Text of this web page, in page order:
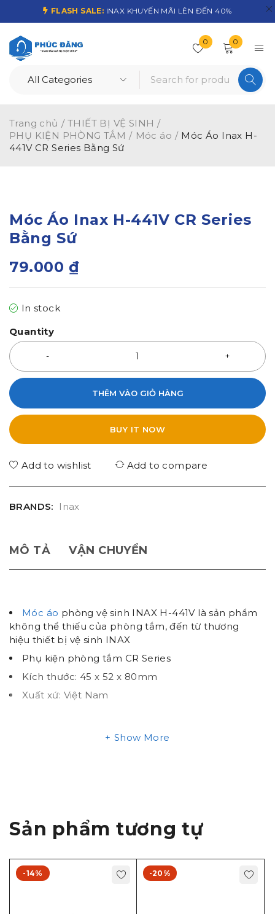
FLASH SALE: INAX KHUYẾN MÃI LÊN ĐẾN 40%
0 0
Trang chủ / THIẾT BỊ VỆ SINH /
PHỤ KIỆN PHÒNG TẮM / Móc áo / Móc Áo Inax H-
441V CR Series Bằng Sứ
Móc Áo Inax H-441V CR Series
Bằng Sứ
79.000₫
In stock
Quantity
THÊM VÀO GIỎ HÀNG
BUY IT NOW
Add to wishlist Add to compare
BRANDS: Inax
MÔ TẢ VẬN CHUYỂN
Móc áo phòng vệ sinh INAX H-441V là sản phẩm
không thể thiếu của phòng tắm, đến từ thương
hiệu thiết bị vệ sinh INAX
Phụ kiện phòng tắm CR Series
Kích thước: 45 x 52 x 80mm
Xuất xứ: Việt Nam
Show More
Sản phẩm tương tự
-14% -20%